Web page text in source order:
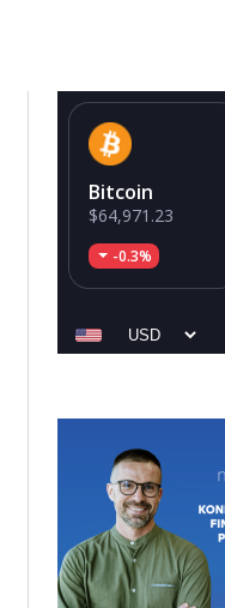
Bitcoin
$64,971.23
-0.3%